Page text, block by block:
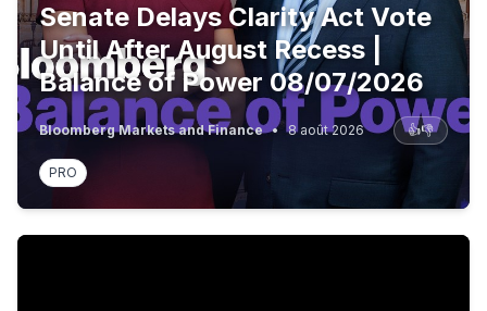
Senate Delays Clarity Act Vote
Until After August Recess |
Balance of Power 08/07/2026
Bloomberg Markets and Finance • 8 août 2026 👍👎
PRO
TOP 10 Most Guarded Convoys on EARTH